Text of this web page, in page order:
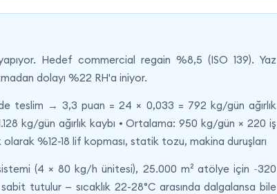
Hedef commercial regain %8,5 (ISO 139). Yaz
dolayı %22 RH'a iniyor.
teslim → 3,3 puan = 24 × 0,033 = 792 kg/gün ağırlık
kg/gün ağırlık kaybı • Ortalama: 950 kg/gün × 220 iş
%12-18 lif kopması, statik tozu, makina duruşları
(4 × 80 kg/h ünitesi), 25.000 m² atölye için ~320
tutulur — sıcaklık 22-28°C arasında dalgalansa bile